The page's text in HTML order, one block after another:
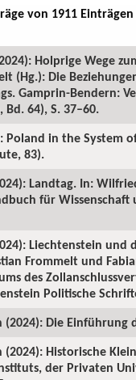
von 1911
Holprige Wege
(Hg.): Die
Gamprin-Bendern:
64), S. 37–60.
Poland in the
83).
Landtag. In:
für
Liechtenstein
Frommelt und
des
Politische
(2024): Die Einführung
(2024): Historische
der Privaten